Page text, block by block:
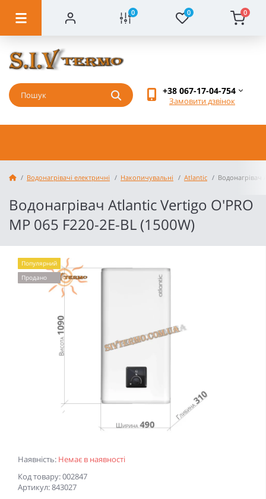
0 0 0
+38 067-17-04-754
Замовити дзвінок
Водонагрівачі електричні Накопичувальні Atlantic Водонагрівач
Водонагрівач Atlantic Vertigo O'PRO
MP 065 F220-2E-BL (1500W)
Наявність: Немає в наявності
Код товару: 002847
Артикул: 843027
Популярний
Продано